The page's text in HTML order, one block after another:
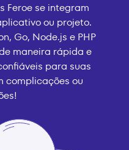
Feroe se integram
ou projeto.
Go, Node.js e PHP
maneira rápida e
para suas
complicações ou